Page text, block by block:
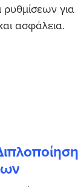
για
ασφάλεια.